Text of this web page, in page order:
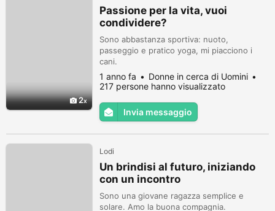
2
Passione per la vita, vuoi
condividere?
Sono abbastanza sportiva: nuoto,
passeggio e pratico yoga, mi piacciono i
cani.
1 anno fa
Donne in cerca di Uomini
217 persone hanno visualizzato
Invia messaggio
Lodi
Un brindisi al futuro, iniziando
con un incontro
Sono una giovane ragazza semplice e
solare. Amo la buona compagnia.